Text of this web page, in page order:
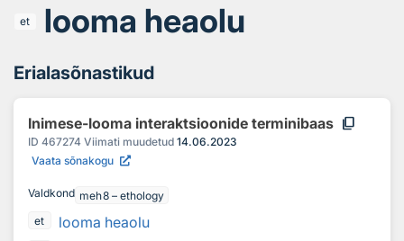
et looma heaolu
Erialasõnastikud
Inimese-looma interaktsioonide terminibaas content_copy
ID 467274 Viimati muudetud 14.06.2023
Vaata sõnakogu
Valdkond meh8 – ethology
et
looma heaolu